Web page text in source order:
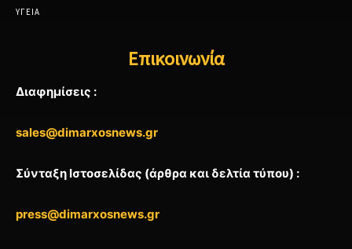
ΥΓΕΙΑ
Επικοινωνία
Διαφημίσεις :
sales@dimarxosnews.gr
Σύνταξη Ιστοσελίδας (άρθρα και δελτία τύπου) :
press@dimarxosnews.gr